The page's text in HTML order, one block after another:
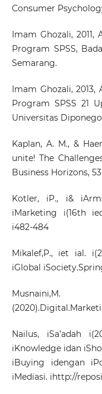
Consumer
Imam Ghozali,
Program SPSS,
Semarang.
Imam Ghozali,
Program SPSS 21
Universitas
Kaplan, A. M., &
unite! The
Business Horizons,
Kotler, iP., i&
iMarketing i(16th
i482-484
Mikalef,P., iet ial.
iGlobal
Musnaini,M.
Nailus, iSa’adah
iKnowledge idan
iBuying idengan
iMediasi. ihttp://